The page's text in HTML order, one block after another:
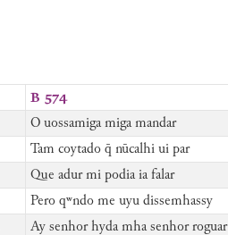
B 574
O uossamiga miga mandar
Tam coytado q̄ nūcalhi ui par
Que adur mi podia ia falar
Pero qʷndo me uyu dissemhassy
Ay senhor hyda mha senhor roguar